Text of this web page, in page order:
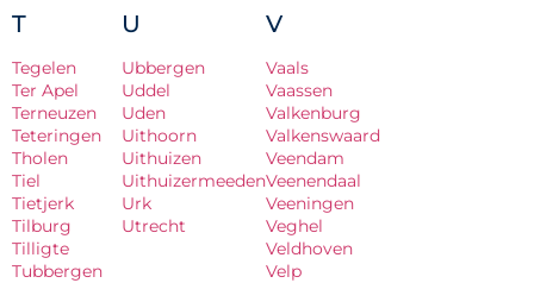
T
Tegelen
Ter Apel
Terneuzen
Teteringen
Tholen
Tiel
Tietjerk
Tilburg
Tilligte
Tubbergen
U
Ubbergen
Uddel
Uden
Uithoorn
Uithuizen
Uithuizermeeden
Urk
Utrecht
V
Vaals
Vaassen
Valkenburg
Valkenswaard
Veendam
Veenendaal
Veeningen
Veghel
Veldhoven
Velp